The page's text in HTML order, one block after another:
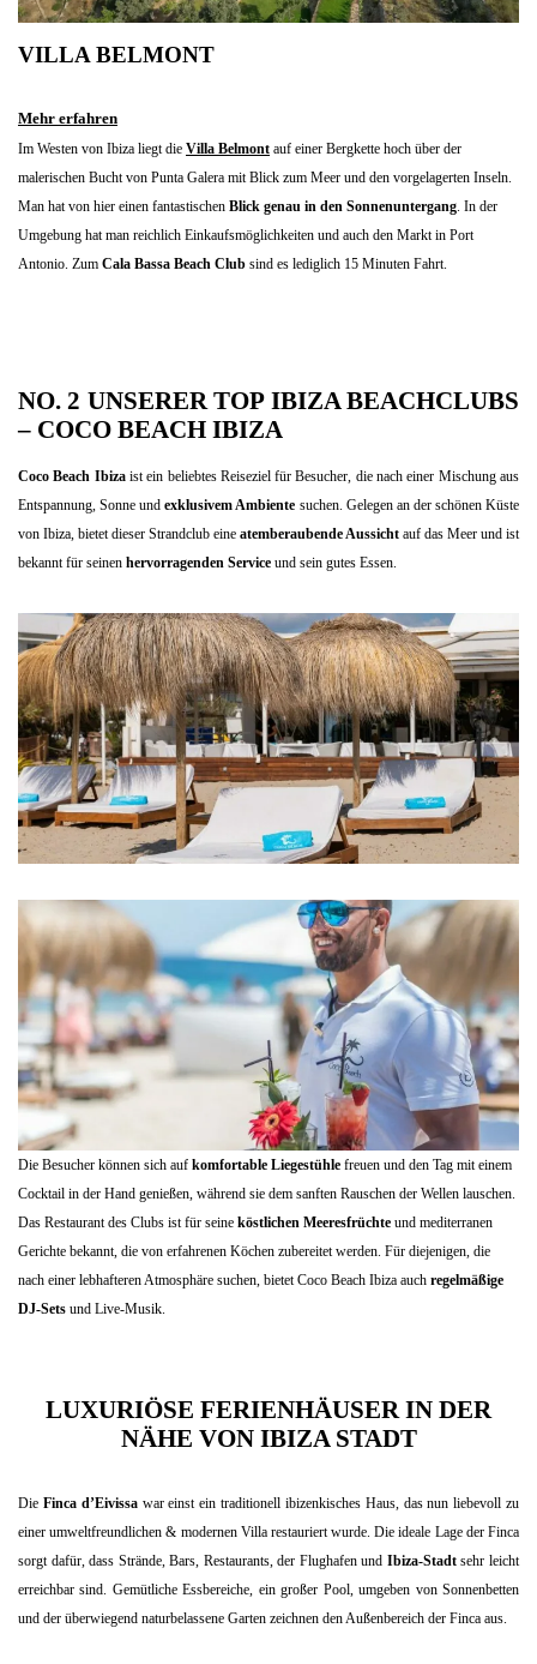
VILLA BELMONT
Mehr erfahren
Im Westen von Ibiza liegt die Villa Belmont auf einer Bergkette hoch über der
malerischen Bucht von Punta Galera mit Blick zum Meer und den vorgelagerten Inseln.
Man hat von hier einen fantastischen Blick genau in den Sonnenuntergang. In der
Umgebung hat man reichlich Einkaufsmöglichkeiten und auch den Markt in Port
Antonio. Zum Cala Bassa Beach Club sind es lediglich 15 Minuten Fahrt.
NO. 2 UNSERER TOP IBIZA BEACHCLUBS
– COCO BEACH IBIZA
Coco Beach Ibizaist ein beliebtes Reiseziel für Besucher, die nach einer Mischung aus
Entspannung, Sonne undexklusivem Ambiente suchen. Gelegen an der schönen Küste
von Ibiza, bietet dieser Strandclub eine atemberaubende Aussicht auf das Meer und ist
bekannt für seinen hervorragenden Service und sein gutes Essen.
Die Besucher können sich auf komfortable Liegestühle freuen und den Tag mit einem
Cocktail in der Hand genießen, während sie dem sanften Rauschen der Wellen lauschen.
Das Restaurant des Clubs ist für seine köstlichen Meeresfrüchte und mediterranen
Gerichte bekannt, die von erfahrenen Köchen zubereitet werden. Für diejenigen, die
nach einer lebhafteren Atmosphäre suchen, bietet Coco Beach Ibiza auch regelmäßige
DJ-Sets und Live-Musik.
LUXURIÖSE FERIENHÄUSER IN DER
NÄHE VON IBIZA STADT
Die Finca d’Eivissawar einst ein traditionell ibizenkisches Haus, das nun liebevoll zu
einer umweltfreundlichen & modernen Villa restauriert wurde. Die ideale Lage der Finca
sorgt dafür, dass Strände, Bars, Restaurants, der Flughafen und Ibiza-Stadtsehr leicht
erreichbar sind. Gemütliche Essbereiche, ein großer Pool, umgeben von Sonnenbetten
und der überwiegend naturbelassene Garten zeichnen den Außenbereich der Finca aus.